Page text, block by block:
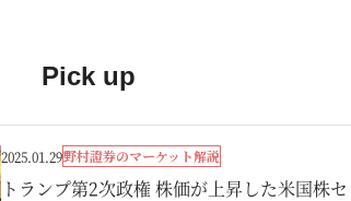
Pick up
2025.01.29野村證券のマーケット解説
トランプ第2次政権 株価が上昇した米国株セ